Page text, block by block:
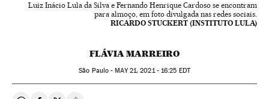
Luiz Inácio Lula da Silva e Fernando Henrique Cardoso se encontram
para almoço, em foto divulgada nas redes sociais.
RICARDO STUCKERT (INSTITUTO LULA)
FLÁVIA MARREIRO
São Paulo - MAY21, 2021 - 16:25 EDT